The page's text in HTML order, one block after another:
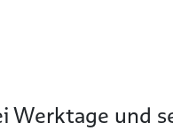
Werktage und